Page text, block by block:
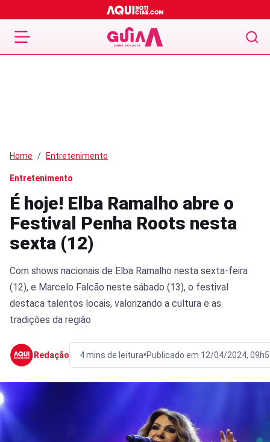
Home Entretenimento
Entretenimento
É hoje! Elba Ramalho abre o
Festival Penha Roots nesta
sexta (12)
Com shows nacionais de Elba Ramalho nesta sexta-feira
(12), e Marcelo Falcão neste sábado (13), o festival
destaca talentos locais, valorizando a cultura e as
tradições da região
Redação 4 mins de leitura•Publicado em 12/04/2024,